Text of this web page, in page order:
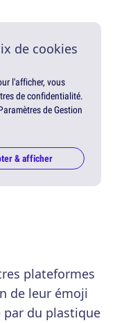
de cookies
l'afficher, vous
de confidentialité.
de Gestion
& afficher
plateformes
de leur émoji
par du plastique